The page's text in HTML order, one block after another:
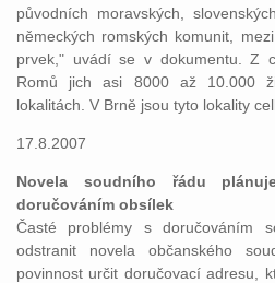
původních moravských,
německých romských komunit,
prvek," uvádí se v dokumentu. Z
Romů jich asi 8000 až 10.000
lokalitách. V Brně jsou tyto lokality
17.8.2007
Novela soudního řádu
doručováním obsílek
Časté problémy s doručováním
odstranit novela občanského
povinnost určit doručovací adresu,